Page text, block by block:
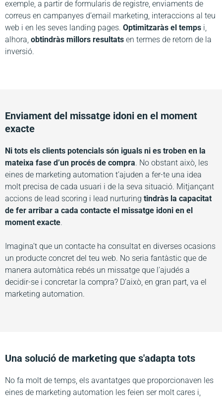
exemple, a partir de formularis de registre, enviaments de
correus en campanyes d’email marketing, interaccions al teu
web i en les seves landing pages. Optimitzaràs el temps i,
alhora, obtindràs millors resultats en termes de retorn de la
inversió.
Enviament del missatge idoni en el moment
exacte
Ni tots els clients potencials són iguals ni es troben en la
mateixa fase d’un procés de compra. No obstant això, les
eines de marketing automation t’ajuden a fer-te una idea
molt precisa de cada usuari i de la seva situació. Mitjançant
accions de lead scoring i lead nurturing tindràs la capacitat
de fer arribar a cada contacte el missatge idoni en el
moment exacte.
Imagina’t que un contacte ha consultat en diverses ocasions
un producte concret del teu web. No seria fantàstic que de
manera automàtica rebés un missatge que l’ajudés a
decidir-se i concretar la compra? D’això, en gran part, va el
marketing automation.
Una solució de marketing que s'adapta tots
No fa molt de temps, els avantatges que proporcionaven les
eines de marketing automation les feien ser molt cares i,